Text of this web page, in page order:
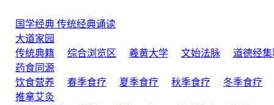
国学经典 传统经典诵读
大道家园
传统典籍
综合浏览区 羲黄大学 文始法脉
道德经集
药食同源
饮食营养
春季食疗 夏季食疗 秋季食疗 冬季食疗
推拿艾灸